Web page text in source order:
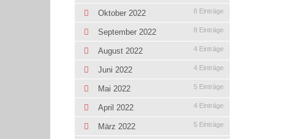
Oktober 2022 6 Einträge
September 2022 8 Einträge
August 2022 4 Einträge
Juni 2022 4 Einträge
Mai 2022 5 Einträge
April 2022 4 Einträge
März 2022 5 Einträge